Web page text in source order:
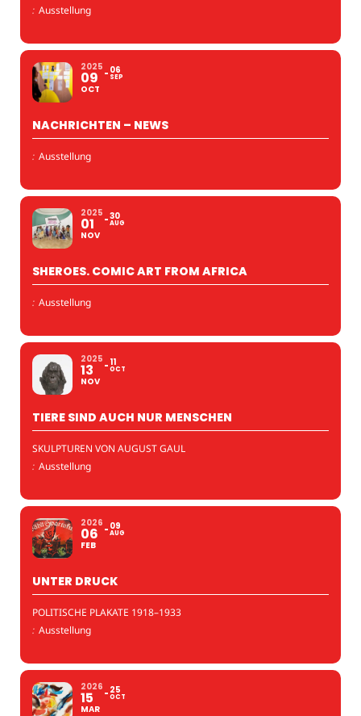
: Ausstellung
2025
09
OCT
06
SEP
NACHRICHTEN – NEWS
: Ausstellung
2025
01
NOV
30
AUG
SHEROES. COMIC ART FROM AFRICA
: Ausstellung
2025
13
NOV
11
OCT
TIERE SIND AUCH NUR MENSCHEN
SKULPTUREN VON AUGUST GAUL
: Ausstellung
2026
06
FEB
09
AUG
UNTER DRUCK
POLITISCHE PLAKATE 1918–1933
: Ausstellung
2026
15
MAR
25
OCT